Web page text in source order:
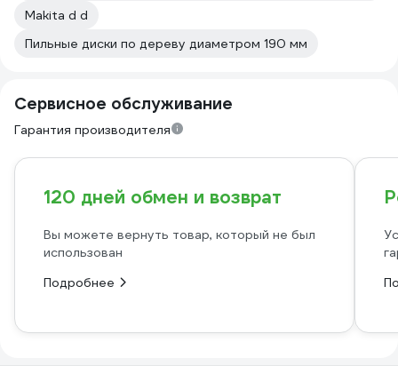
Makita d d
Пильные диски по дереву диаметром 190 мм
Сервисное обслуживание
Гарантия производителя
120 дней обмен и возврат
Вы можете вернуть товар, который не был
использован
Подробнее